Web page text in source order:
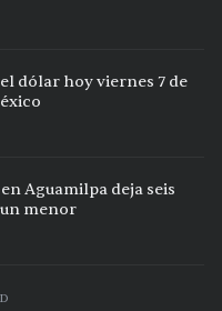
dólar hoy viernes 7 de
Aguamilpa deja seis
menor